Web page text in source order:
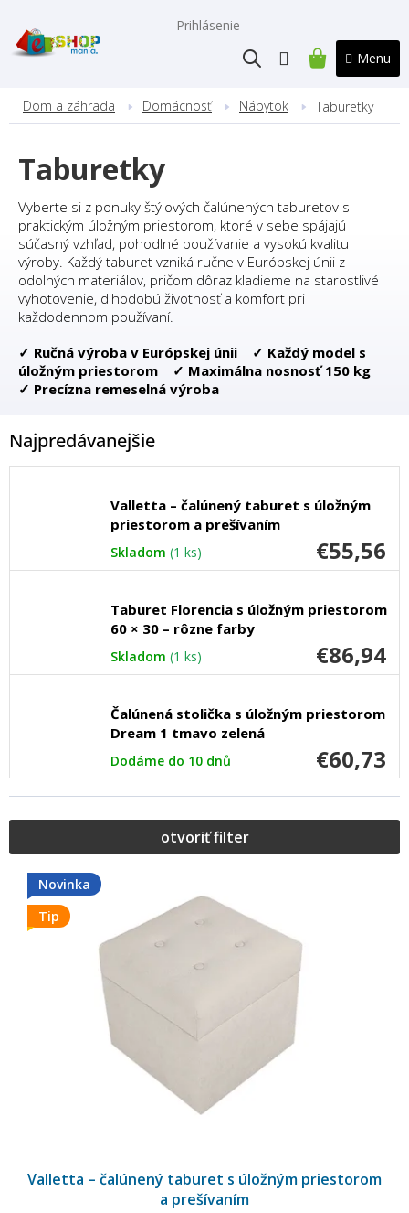
obsah
Prihlásenie
NÁKUPNÝ
Dom a záhrada Domácnosť Nábytok Taburetky
Taburetky
Vyberte si z ponuky štýlových čalúnených taburetov s
praktickým úložným priestorom, ktoré v sebe spájajú
súčasný vzhľad, pohodlné používanie a vysokú kvalitu
výroby. Každý taburet vzniká ručne v Európskej únii z
odolných materiálov, pričom dôraz kladieme na starostlivé
vyhotovenie, dlhodobú životnosť a komfort pri
každodennom používaní.
✓ Ručná výroba v Európskej únii ✓ Každý model s
úložným priestorom ✓ Maximálna nosnosť 150 kg
✓ Precízna remeselná výroba
Najpredávanejšie
Valletta – čalúnený taburet s úložným
priestorom a prešívaním
Skladom (1 ks) €55,56
Taburet Florencia s úložným priestorom
60 × 30 – rôzne farby
Skladom (1 ks) €86,94
Čalúnená stolička s úložným priestorom
Dream 1 tmavo zelená
Dodáme do 10 dnů €60,73
otvoriť filter
Novinka
Tip
Valletta – čalúnený taburet s úložným priestorom
a prešívaním